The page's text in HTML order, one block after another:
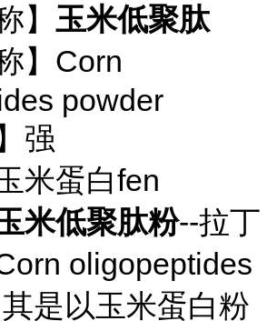
】 玉米低聚肽
】Corn
powder
强
米蛋白fen
米低聚肽粉--拉丁
oligopeptides
是以玉米蛋白粉